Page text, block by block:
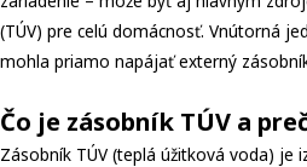
(TÚV) pre celú domácnosť. Vnútorná
mohla priamo napájať externý
Čo je zásobník TÚV a
Zásobník TÚV (teplá úžitková voda) je